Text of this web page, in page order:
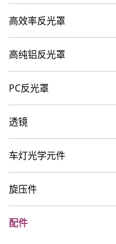
高效率反光罩
高纯铝反光罩
PC反光罩
透镜
车灯光学元件
旋压件
配件